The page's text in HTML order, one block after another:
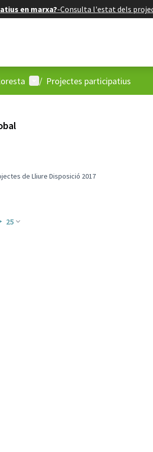
en marxa?-Consulta l'estat dels
Menú d'usuari
/ Projectes participatius
de Lliure Disposició 2017
25